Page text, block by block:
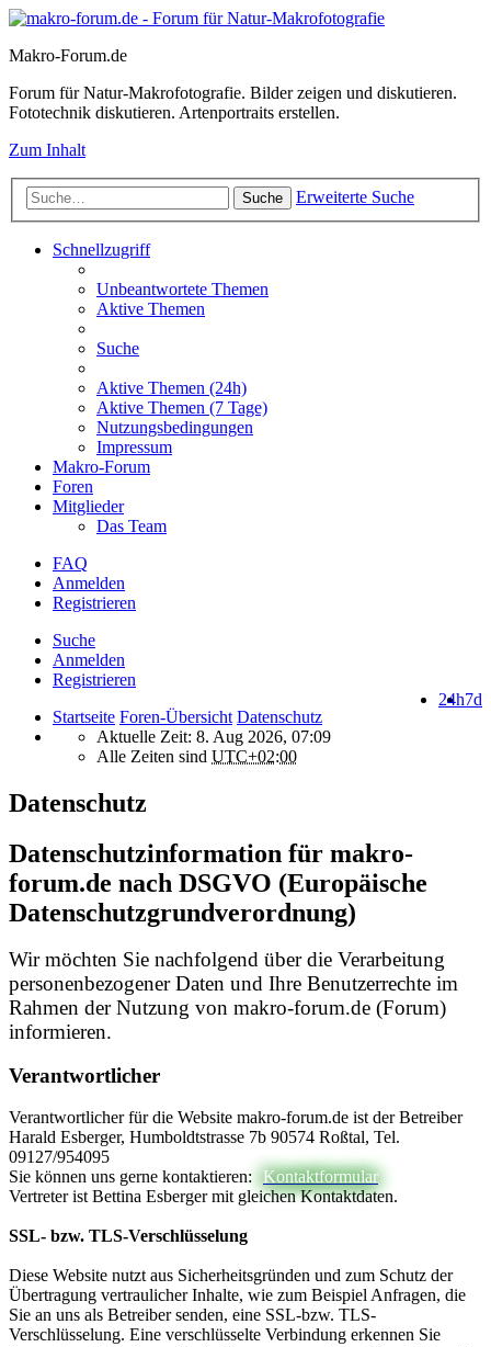
Makro-Forum.de
Forum für Natur-Makrofotografie. Bilder zeigen und diskutieren.
Fototechnik diskutieren. Artenportraits erstellen.
Zum Inhalt
Suche Erweiterte Suche
Schnellzugriff
Unbeantwortete Themen
Aktive Themen
Suche
Aktive Themen (24h)
Aktive Themen (7 Tage)
Nutzungsbedingungen
Impressum
Makro-Forum
Foren
Mitglieder
Das Team
FAQ
Anmelden
Registrieren
Suche
Anmelden
Registrieren
7d
24h
Startseite Foren-Übersicht Datenschutz
Aktuelle Zeit: 8. Aug 2026, 07:09
Alle Zeiten sind UTC+02:00
Datenschutz
Datenschutzinformation für makro-
forum.de nach DSGVO (Europäische
Datenschutzgrundverordnung)
Wir möchten Sie nachfolgend über die Verarbeitung
personenbezogener Daten und Ihre Benutzerrechte im
Rahmen der Nutzung von makro-forum.de (Forum)
informieren.
Verantwortlicher
Verantwortlicher für die Website makro-forum.de ist der Betreiber
Harald Esberger, Humboldtstrasse 7b 90574 Roßtal, Tel.
09127/954095
Sie können uns gerne kontaktieren:
Kontaktformular
Vertreter ist Bettina Esberger mit gleichen Kontaktdaten.
SSL- bzw. TLS-Verschlüsselung
Diese Website nutzt aus Sicherheitsgründen und zum Schutz der
Übertragung vertraulicher Inhalte, wie zum Beispiel Anfragen, die
Sie an uns als Betreiber senden, eine SSL-bzw. TLS-
Verschlüsselung. Eine verschlüsselte Verbindung erkennen Sie